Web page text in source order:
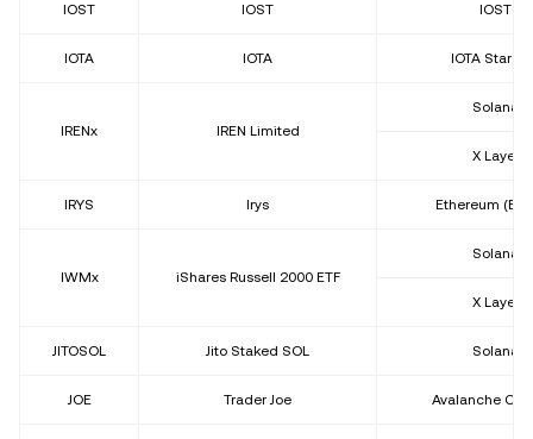
IOST IOST IOST
IOTA IOTA IOTA
IRENx IREN Limited
Solana
X Layer
IRYS Irys Ethereum
IWMx iShares Russell 2000 ETF
Solana
X Layer
JITOSOL Jito Staked SOL Solana
JOE Trader Joe Avalanche C-